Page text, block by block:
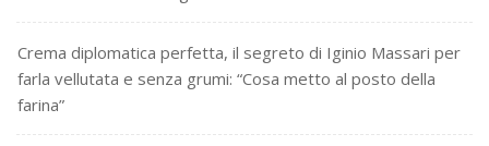
Crema diplomatica perfetta, il segreto di Iginio Massari per
farla vellutata e senza grumi: “Cosa metto al posto della
farina”